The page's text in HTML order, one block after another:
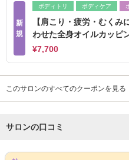
新
規
ボディトリ ボディケア
【肩こり・疲労・むくみ
わせた全身オイルカッピ
¥7,700
このサロンのすべてのクーポンを見る
サロンの口コミ
サロンPick Up